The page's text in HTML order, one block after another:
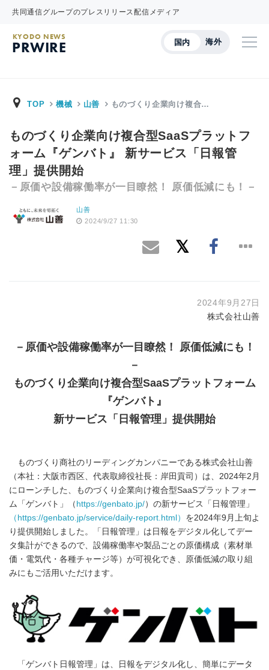
共同通信グループのプレスリリース配信メディア
国内 海外
KYODO NEWS
PRWIRE
TOP 機械 山善 ものづくり企業向け複合…
ものづくり企業向け複合型SaaSプラットフ
ォーム『ゲンバト』 新サービス「日報管
理」提供開始
－原価や設備稼働率が一目瞭然！ 原価低減にも！－
山善
2024/9/27 11:30
2024年9月27日
株式会社山善
－原価や設備稼働率が一目瞭然！ 原価低減にも！
－
ものづくり企業向け複合型SaaSプラットフォーム
『ゲンバト』
新サービス「日報管理」提供開始
ものづくり商社のリーディングカンパニーである株式会社山善
（本社：大阪市西区、代表取締役社長：岸田貢司）は、2024年2月
にローンチした、ものづくり企業向け複合型SaaSプラットフォー
ム「ゲンバト」（ https://genbato.jp/）の新サービス「日報管理」
（https://genbato.jp/service/daily-report.html） を2024年9月上旬よ
り提供開始しました。「日報管理」は日報をデジタル化してデー
タ集計ができるので、設備稼働率や製品ごとの原価構成（素材単
価・電気代・各種チャージ等）が可視化でき、原価低減の取り組
みにもご活用いただけます。
「ゲンバト日報管理」は、日報をデジタル化し、簡単にデータ